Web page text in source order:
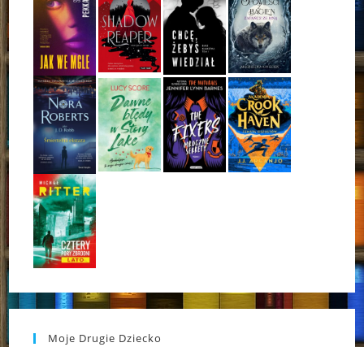
Moje Drugie Dziecko